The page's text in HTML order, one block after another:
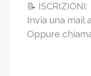
📝 ISCRIZIONI:
Invia una mail
Oppure